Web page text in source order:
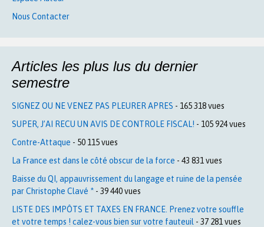
Nous Contacter
Articles les plus lus du dernier
semestre
SIGNEZ OU NE VENEZ PAS PLEURER APRES - 165 318 vues
SUPER, J’AI RECU UN AVIS DE CONTROLE FISCAL! - 105 924 vues
Contre-Attaque - 50 115 vues
La France est dans le côté obscur de la force - 43 831 vues
Baisse du QI, appauvrissement du langage et ruine de la pensée
par Christophe Clavé * - 39 440 vues
LISTE DES IMPÔTS ET TAXES EN FRANCE. Prenez votre souffle
et votre temps ! calez-vous bien sur votre fauteuil - 37 281 vues